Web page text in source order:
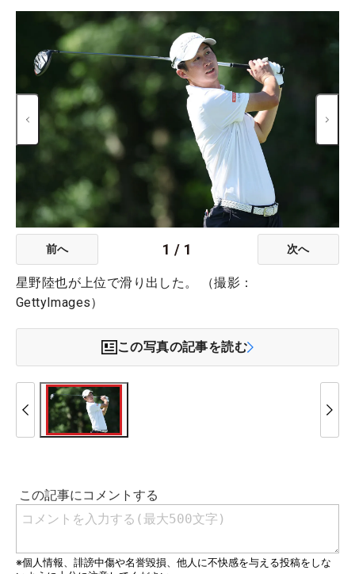
前へ 1 / 1 次へ
星野陸也が上位で滑り出した。 （撮影：
GettyImages）
この写真の記事を読む